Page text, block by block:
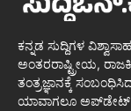
ಕನ್ನಡ ಸುದ್ದಿಗಳ
ಅಂತರರಾಷ್ಟ್ರೀಯ,
ತಂತ್ರಜ್ಞಾನಕ್ಕೆ
ಯಾವಾಗಲೂ ಅಪ್‌ಡೇಟ್